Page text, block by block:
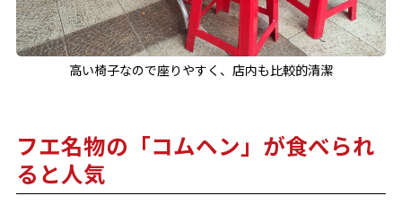
高い椅子なので座りやすく、店内も比較的清潔
フエ名物の「コムヘン」が食べられ
ると人気